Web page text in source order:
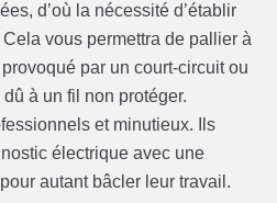
d’où la nécessité d’établir
vous permettra de pallier à
par un court-circuit ou
à un fil non protéger.
et minutieux. Ils
électrique avec une
autant bâcler leur travail.